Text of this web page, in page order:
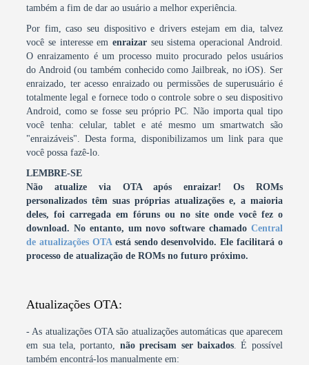
também a fim de dar ao usuário a melhor experiência.
Por fim, caso seu dispositivo e drivers estejam em dia, talvez
você se interesse em enraizar seu sistema operacional Android.
O enraizamento é um processo muito procurado pelos usuários
do Android (ou também conhecido como Jailbreak, no iOS). Ser
enraizado, ter acesso enraizado ou permissões de superusuário é
totalmente legal e fornece todo o controle sobre o seu dispositivo
Android, como se fosse seu próprio PC. Não importa qual tipo
você tenha: celular, tablet e até mesmo um smartwatch são
"enraizáveis". Desta forma, disponibilizamos um link para que
você possa fazê-lo.
LEMBRE-SE
Não atualize via OTA após enraizar! Os ROMs
personalizados têm suas próprias atualizações e, a maioria
deles, foi carregada em fóruns ou no site onde você fez o
download. No entanto, um novo software chamado Central
de atualizações OTAestá sendo desenvolvido. Ele facilitará o
processo de atualização de ROMs no futuro próximo.
Atualizações OTA:
- As atualizações OTA são atualizações automáticas que aparecem
em sua tela, portanto, não precisam ser baixados. É possível
também encontrá-los manualmente em: